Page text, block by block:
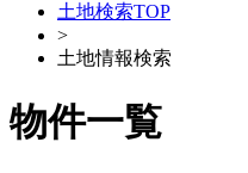
土地検索TOP
>
土地情報検索
物件一覧